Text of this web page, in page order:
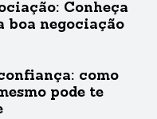
Conheça
boa negociação
como
pode te